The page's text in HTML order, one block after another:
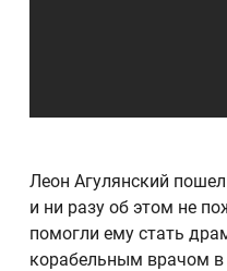
Леон Агулянский
и ни разу об этом не
помогли ему стать
корабельным врачом